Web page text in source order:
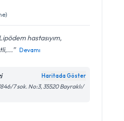
hastasıyım,
Devamı
Haritada Göster
7 sok. No:3, 35520 Bayraklı/